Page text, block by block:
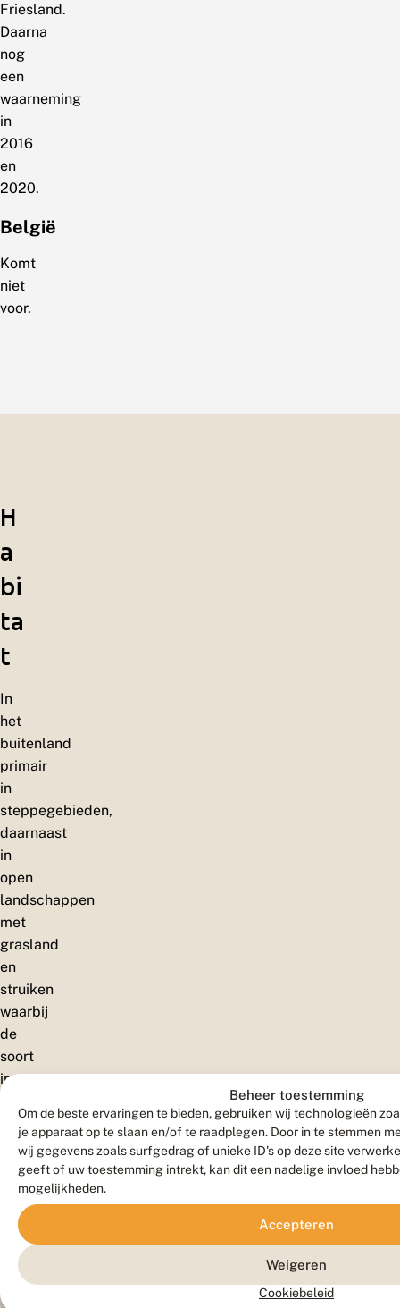
Beheer toestemming
Om de beste ervaringen te bieden, gebruiken wij technologieën
je apparaat op te slaan en/of te raadplegen. Door in te stemmen
wij gegevens zoals surfgedrag of unieke ID's op deze site
geeft of uw toestemming intrekt, kan dit een nadelige invloed
mogelijkheden.
Accepteren
Weigeren
Cookiebeleid
Friesland.
Daarna
nog
een
waarneming
in
2016
en
2020.
België
Komt
niet
voor.
H
a
bi
ta
t
In
het
buitenland
primair
in
steppegebieden,
daarnaast
in
open
landschappen
met
grasland
en
struiken
waarbij
de
soort
in
meer
noordelijke
gebieden
drogere
habitats
prefereert.